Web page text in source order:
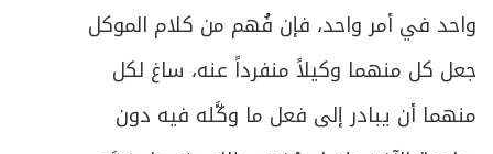
واحد في أمر واحد، فإن فُهم من كلام الموكل
جعل كل منهما وكيلاً منفرداً عنه، ساغ لكل
منهما أن يبادر إلى فعل ما وكَّله فيه دون